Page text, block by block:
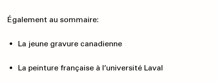
Également au sommaire:
La jeune gravure canadienne
La peinture française à l’université Laval